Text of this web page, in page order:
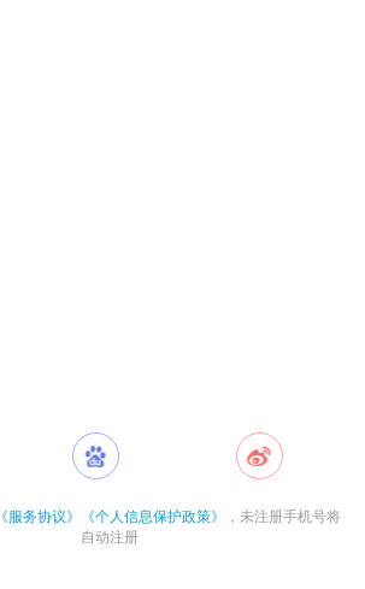
《服务协议》 《个人信息保护政策》
，未注册手机号将
自动注册